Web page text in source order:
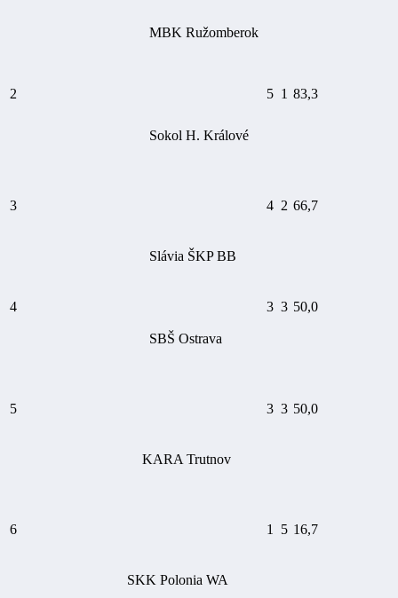
MBK Ružomberok
2
Sokol H. Králové
5 1 83,3
3
Slávia ŠKP BB
4 2 66,7
4
SBŠ Ostrava
3 3 50,0
5
KARA Trutnov
3 3 50,0
6
SKK Polonia WA
1 5 16,7